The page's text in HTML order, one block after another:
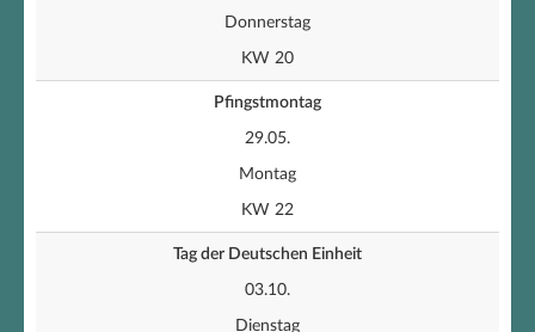
Donnerstag
KW 20
Pfingstmontag
29.05.
Montag
KW 22
Tag der Deutschen Einheit
03.10.
Dienstag